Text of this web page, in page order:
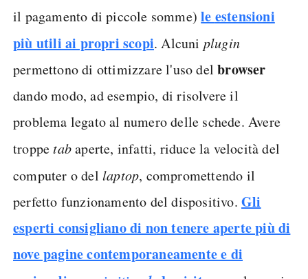
il pagamento di piccole somme)le estensioni
più utili ai propri scopi. Alcuni plugin
permettono di ottimizzare l'uso delbrowser
dando modo, ad esempio, di risolvere il
problema legato al numero delle schede. Avere
troppetabaperte, infatti, riduce la velocità del
computer o del laptop, compromettendo il
perfetto funzionamento del dispositivo.Gli
esperti consigliano di non tenere aperte più di
nove pagine contemporaneamente e di